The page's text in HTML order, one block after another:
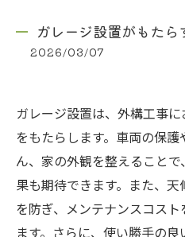
ガレージ設置がもた
2026/03/07
ガレージ設置は、外構工事
をもたらします。車両の保
ん、家の外観を整えること
果も期待できます。また、
を防ぎ、メンテナンスコス
ます。さらに、使い勝手の